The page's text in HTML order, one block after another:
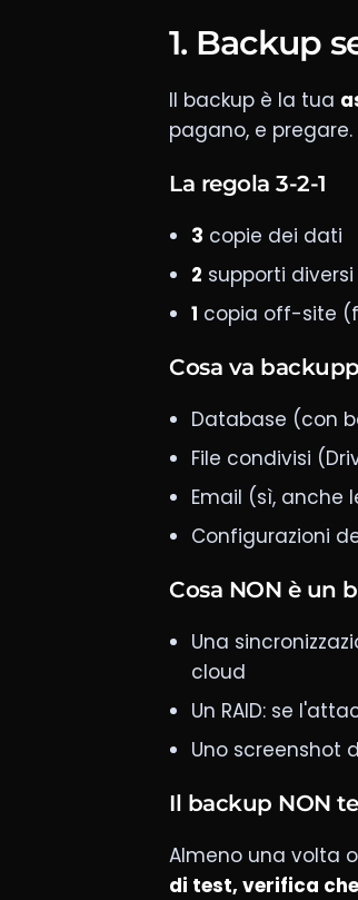
1. Backup
Il backup è la tua
pagano, e
La regola 3-2-1
3 copie dei dati
2 supporti
1 copia off-site
Cosa va
Database (con
File condivisi
Email (sì, anche
Configurazioni
Cosa NON è un
Una
cloud
Un RAID: se
Uno screenshot
Il backup NON
Almeno una volta
di test, verifica